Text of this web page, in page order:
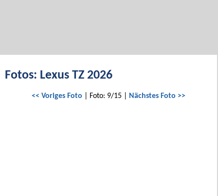
Fotos: Lexus TZ 2026
<< Voriges Foto | Foto: 9/15 | Nächstes Foto >>